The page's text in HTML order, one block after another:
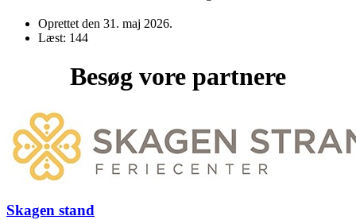
Oprettet den 31. maj 2026.
Læst: 144
Besøg vore partnere
Skagen stand